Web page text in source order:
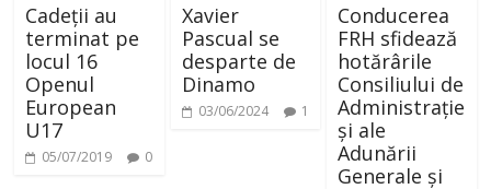
V
i
Cadeții au
terminat pe
locul 16
Openul
European
U17
05/07/2019 0
Xavier
Pascual se
desparte de
Dinamo
03/06/2024 1
Conducerea
FRH sfidează
hotărârile
Consiliului de
Administrație
și ale
Adunării
Generale și